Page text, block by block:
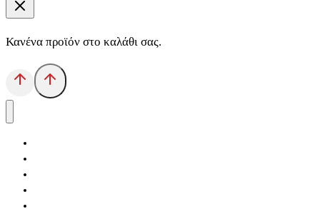
Κανένα προϊόν στο καλάθι σας.